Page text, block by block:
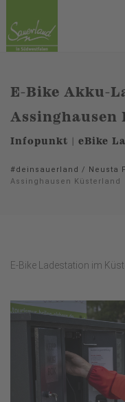
E-Bike Akku-
Assinghausen
Infopunkt | eBike
#deinsauerland / Neusta
Assinghausen Küsterland
E-Bike Ladestation im